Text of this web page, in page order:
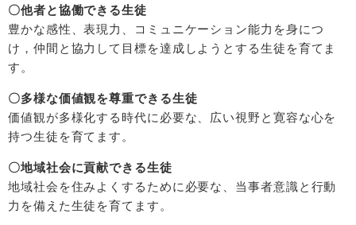
〇他者と協働できる生徒
豊かな感性、表現力、コミュニケーション能力を身につ
け，仲間と協力して目標を達成しようとする生徒を育てま
す。
〇多様な価値観を尊重できる生徒
価値観が多様化する時代に必要な、広い視野と寛容な心を
持つ生徒を育てます。
〇地域社会に貢献できる生徒
地域社会を住みよくするために必要な、当事者意識と行動
力を備えた生徒を育てます。